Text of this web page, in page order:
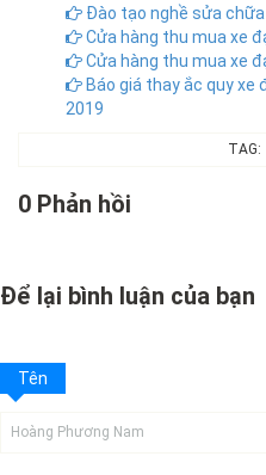
Đào tạo nghề sửa
Cửa hàng thu mua xe
Cửa hàng thu mua xe
Báo giá thay ắc quy
2019
TAG:
0 Phản hồi
Để lại bình luận của bạn
Tên